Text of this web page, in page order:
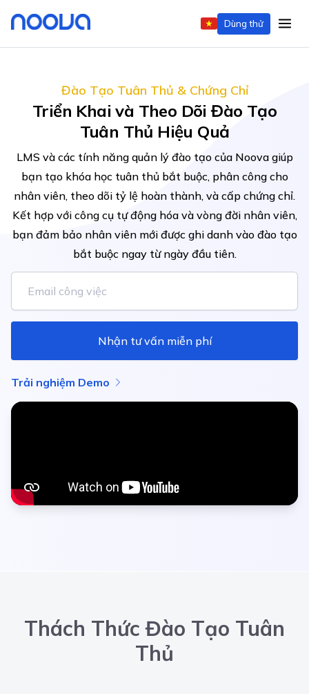
Dùng thử
Đào Tạo Tuân Thủ & Chứng Chỉ
Triển Khai và Theo Dõi Đào Tạo
Tuân Thủ Hiệu Quả
LMS và các tính năng quản lý đào tạo của Noova giúp
bạn tạo khóa học tuân thủ bắt buộc, phân công cho
nhân viên, theo dõi tỷ lệ hoàn thành, và cấp chứng chỉ.
Kết hợp với công cụ tự động hóa và vòng đời nhân viên,
bạn đảm bảo nhân viên mới được ghi danh vào đào tạo
bắt buộc ngay từ ngày đầu tiên.
Nhận tư vấn miễn phí
Trải nghiệm Demo
Thách Thức Đào Tạo Tuân
Thủ